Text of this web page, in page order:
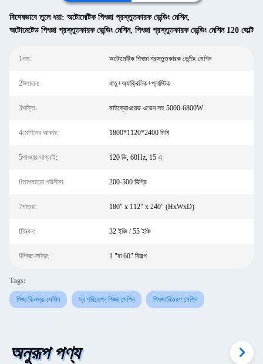
বিশেষভাবে তুলে ধরা: অটোমেটিক পিৎজা প্রস্তুতকারক ভেন্ডিং মেশিন,
অটোমেটেড পিৎজা প্রস্তুতকারক ভেন্ডিং মেশিন, পিৎজা প্রস্তুতকারক ভেন্ডিং মেশিন 120 ভোল্ট
1নাম: অটোমেটিক পিৎজা প্রস্তুতকারক ভেন্ডিং মেশিন
2উপাদান: ধাতু+অ্যাক্রিলিক+প্লাস্টিক
3শক্তি: মাইক্রোওয়েভ ওভেন সহ 5000-6800W
4মেশিনের আকার: 1800*1120*2400 মিমি
5পাওয়ার সাপ্লাই: 120 ভি, 60Hz, 15 এ
6তাপমাত্রা পরিসীমা: 200-500 ডিগ্রি
7মাত্রা: 180" x 112" x 240" (HxWxD)
8স্ক্রিন: 32 ইঞ্চি / 55 ইঞ্চি
9পিজ্জা সাইজ: 1 "বা 60" বিকল্প
Tags:
পিজা কিওস্ক মেশিন স্ব পরিবেশন পিজ্জা মেশিন পিৎজা বিতরণ মেশিন
অনুরূপ পণ্য